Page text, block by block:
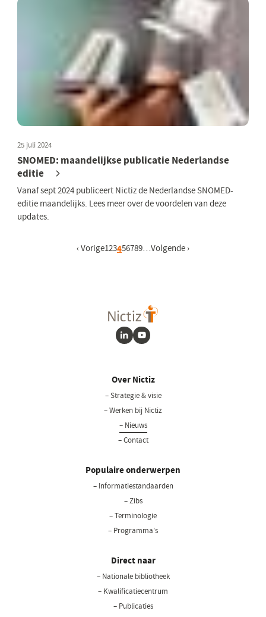
25 juli 2024
SNOMED: maandelijkse publicatie Nederlandse
editie
Vanaf sept 2024 publiceert Nictiz de Nederlandse SNOMED-
editie maandelijks. Lees meer over de voordelen van deze
updates.
Vorige pagina
‹ VorigePagina
1Pagina
2Pagina
3Huidige pagina
4Pagina
5Pagina
6Pagina
7Pagina
8Pagina
9…Volgende pagina
Volgende ›
LinkedInYoutube
Over Nictiz
– Strategie & visie
– Werken bij Nictiz
– Nieuws
– Contact
Populaire onderwerpen
– Informatiestandaarden
– Zibs
– Terminologie
– Programma's
Direct naar
– Nationale bibliotheek
– Kwalificatiecentrum
– Publicaties